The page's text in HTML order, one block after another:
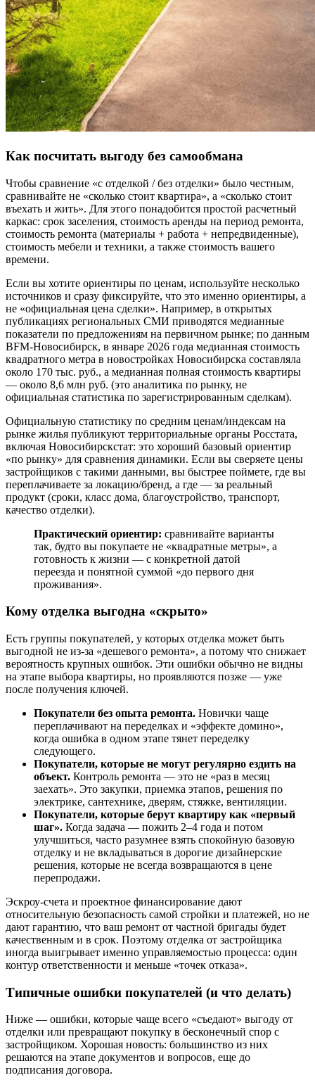
Как посчитать выгоду без самообмана
Чтобы сравнение «с отделкой / без отделки» было честным,
сравнивайте не «сколько стоит квартира», а «сколько стоит
въехать и жить». Для этого понадобится простой расчетный
каркас: срок заселения, стоимость аренды на период ремонта,
стоимость ремонта (материалы + работа + непредвиденные),
стоимость мебели и техники, а также стоимость вашего
времени.
Если вы хотите ориентиры по ценам, используйте несколько
источников и сразу фиксируйте, что это именно ориентиры, а
не «официальная цена сделки». Например, в открытых
публикациях региональных СМИ приводятся медианные
показатели по предложениям на первичном рынке; по данным
BFM-Новосибирск, в январе 2026 года медианная стоимость
квадратного метра в новостройках Новосибирска составляла
около 170 тыс. руб., а медианная полная стоимость квартиры
— около 8,6 млн руб. (это аналитика по рынку, не
официальная статистика по зарегистрированным сделкам).
Официальную статистику по средним ценам/индексам на
рынке жилья публикуют территориальные органы Росстата,
включая Новосибирскстат: это хороший базовый ориентир
«по рынку» для сравнения динамики. Если вы сверяете цены
застройщиков с такими данными, вы быстрее поймете, где вы
переплачиваете за локацию/бренд, а где — за реальный
продукт (сроки, класс дома, благоустройство, транспорт,
качество отделки).
Практический ориентир: сравнивайте варианты
так, будто вы покупаете не «квадратные метры», а
готовность к жизни — с конкретной датой
переезда и понятной суммой «до первого дня
проживания».
Кому отделка выгодна «скрыто»
Есть группы покупателей, у которых отделка может быть
выгодной не из-за «дешевого ремонта», а потому что снижает
вероятность крупных ошибок. Эти ошибки обычно не видны
на этапе выбора квартиры, но проявляются позже — уже
после получения ключей.
Покупатели без опыта ремонта. Новички чаще
переплачивают на переделках и «эффекте домино»,
когда ошибка в одном этапе тянет переделку
следующего.
Покупатели, которые не могут регулярно ездить на
объект. Контроль ремонта — это не «раз в месяц
заехать». Это закупки, приемка этапов, решения по
электрике, сантехнике, дверям, стяжке, вентиляции.
Покупатели, которые берут квартиру как «первый
шаг». Когда задача — пожить 2–4 года и потом
улучшиться, часто разумнее взять спокойную базовую
отделку и не вкладываться в дорогие дизайнерские
решения, которые не всегда возвращаются в цене
перепродажи.
Эскроу-счета и проектное финансирование дают
относительную безопасность самой стройки и платежей, но не
дают гарантию, что ваш ремонт от частной бригады будет
качественным и в срок. Поэтому отделка от застройщика
иногда выигрывает именно управляемостью процесса: один
контур ответственности и меньше «точек отказа».
Типичные ошибки покупателей (и что делать)
Ниже — ошибки, которые чаще всего «съедают» выгоду от
отделки или превращают покупку в бесконечный спор с
застройщиком. Хорошая новость: большинство из них
решаются на этапе документов и вопросов, еще до
подписания договора.